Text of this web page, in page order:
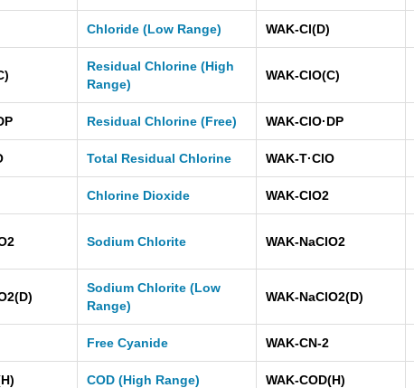
Chloride (Low Range) WAK-Cl(D)
Residual Chlorine (High
Range)
WAK-ClO(C)
Residual Chlorine (Free) WAK-ClO·DP
Total Residual Chlorine WAK-T·ClO
Chlorine Dioxide WAK-ClO2
Sodium Chlorite WAK-NaClO2
Sodium Chlorite (Low
Range)
WAK-NaClO2(D)
Free Cyanide WAK-CN-2
COD (High Range) WAK-COD(H)